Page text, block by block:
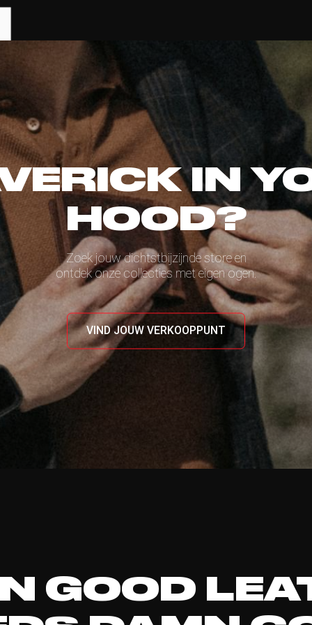
IN
HOOD?
Zoek jouw dichtstbijzijnde store en
ontdek onze collecties met eigen ogen.
VIND JOUW VERKOOPPUNT
GOOD